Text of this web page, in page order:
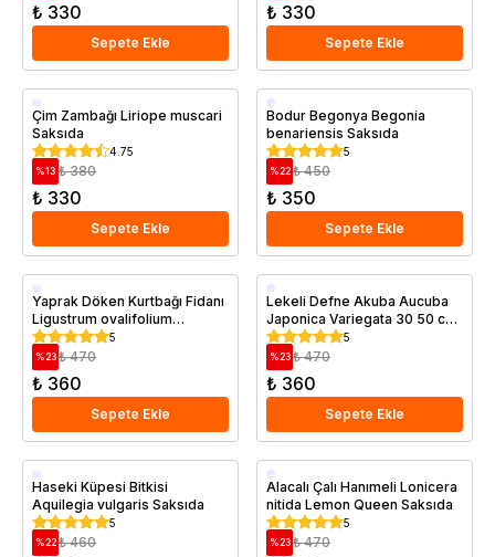
₺ 330
Sepete Ekle
₺ 330
Sepete Ekle
Saksıda
Çim Zambağı Liriope muscari
Saksıda
4.75
%13 ₺ 380
₺ 330
Sepete Ekle
Saksıda
Bodur Begonya Begonia
benariensis Saksıda
5
%22 ₺ 450
₺ 350
Sepete Ekle
Saksıda
Yaprak Döken Kurtbağı Fidanı
Ligustrum ovalifolium
California Privet Saksıda
5
%23 ₺ 470
₺ 360
Sepete Ekle
Saksıda
Lekeli Defne Akuba Aucuba
Japonica Variegata 30 50 cm
Saksıda
5
%23 ₺ 470
₺ 360
Sepete Ekle
Saksıda
Haseki Küpesi Bitkisi
Aquilegia vulgaris Saksıda
5
%22 ₺ 460
Saksıda
Alacalı Çalı Hanımeli Lonicera
nitida Lemon Queen Saksıda
5
%23 ₺ 470